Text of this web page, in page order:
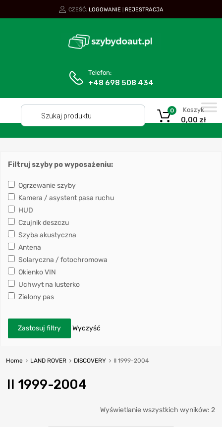
CZEŚĆ. LOGOWANIE REJESTRACJA
Telefon:
+48 698 508 434
Koszyk
0,00 zł
0
Filtruj szyby po wyposażeniu:
Ogrzewanie szyby
Kamera / asystent pasa ruchu
HUD
Czujnik deszczu
Szyba akustyczna
Antena
Solaryczna / fotochromowa
Okienko VIN
Uchwyt na lusterko
Zielony pas
Zastosuj filtry Wyczyść
Home LAND ROVER DISCOVERY II 1999-2004
II 1999-2004
Wyświetlanie wszystkich wyników: 2